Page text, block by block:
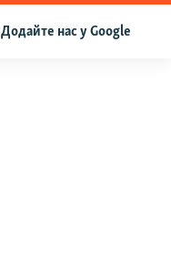
Додайте нас у Google